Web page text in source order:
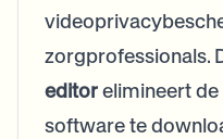
zorgprofessionals.
editorelimineert
software te